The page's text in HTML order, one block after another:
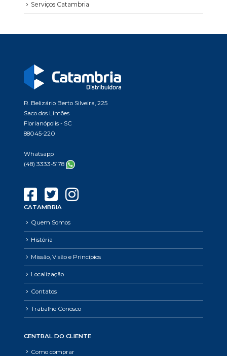
Serviços Catambria
R. Belizário Berto Silveira, 225
Saco dos Limões
Florianópolis - SC
88045-220
Whatsapp
(48) 3333-5178
CATAMBRIA
Quem Somos
História
Missão, Visão e Princípios
Localização
Contatos
Trabalhe Conosco
CENTRAL DO CLIENTE
Como comprar